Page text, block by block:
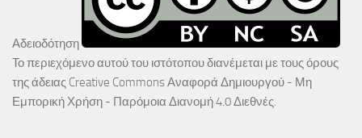
Αδειοδότηση
Το περιεχόμενο αυτού του ιστότοπου διανέμεται με τους όρους
της άδειας Creative Commons Αναφορά Δημιουργού - Μη
Εμπορική Χρήση - Παρόμοια Διανομή 4.0 Διεθνές.